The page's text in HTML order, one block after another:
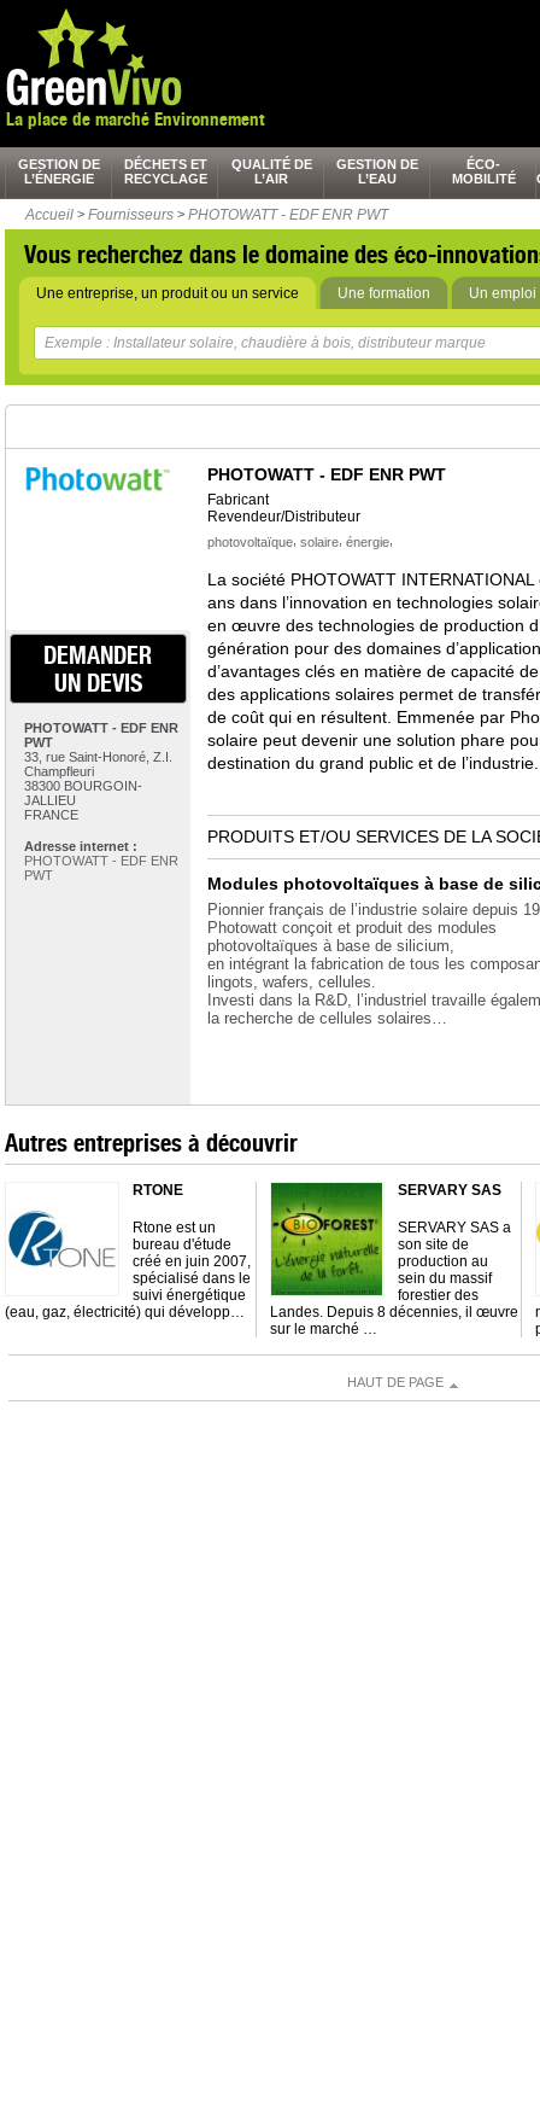
La place de marché Environnement
GESTION DE
L’ÉNERGIE
DÉCHETS ET
RECYCLAGE
QUALITÉ DE
L’AIR
GESTION DE
L’EAU
ÉCO-
MOBILITÉ
Accueil > Fournisseurs > PHOTOWATT - EDF ENR PWT
Vous recherchez dans le domaine des éco-
Une entreprise, un produit ou un service Une formation Un emploi
DEMANDER
UN DEVIS
PHOTOWATT - EDF ENR
PWT
33, rue Saint-Honoré, Z.I.
Champfleuri
38300 BOURGOIN-
JALLIEU
FRANCE
Adresse internet :
PHOTOWATT - EDF ENR
PWT
PHOTOWATT - EDF ENR PWT
Fabricant
Revendeur/Distributeur
photovoltaïque, solaire, énergie,
La société PHOTOWATT
ans dans l’innovation en technologies
en œuvre des technologies de production
génération pour des domaines
d’avantages clés en matière de capacité
des applications solaires permet de
de coût qui en résultent. Emmenée par
solaire peut devenir une solution phare
destination du grand public et de l’industrie.
PRODUITS ET/OU SERVICES DE LA
Modules photovoltaïques à base de
Pionnier français de l’industrie solaire depuis
Photowatt conçoit et produit des modules
photovoltaïques à base de silicium,
en intégrant la fabrication de tous les
lingots, wafers, cellules.
Investi dans la R&D, l’industriel travaille
la recherche de cellules solaires…
Autres entreprises à découvrir
RTONE
Rtone est un
bureau d'étude
créé en juin 2007,
spécialisé dans le
suivi énergétique
(eau, gaz, électricité) qui développ…
SERVARY SAS
SERVARY SAS a
son site de
production au
sein du massif
forestier des
Landes. Depuis 8 décennies, il œuvre
sur le marché …
HAUT DE PAGE